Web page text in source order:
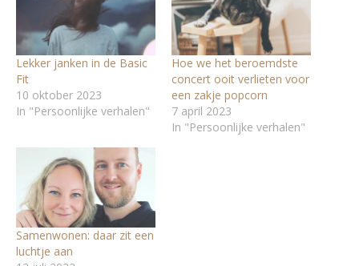
Lekker janken in de Basic
Fit
10 oktober 2023
In "Persoonlijke verhalen"
Hoe we het beroemdste
concert ooit verlieten voor
een zakje popcorn
7 april 2023
In "Persoonlijke verhalen"
Samenwonen: daar zit een
luchtje aan